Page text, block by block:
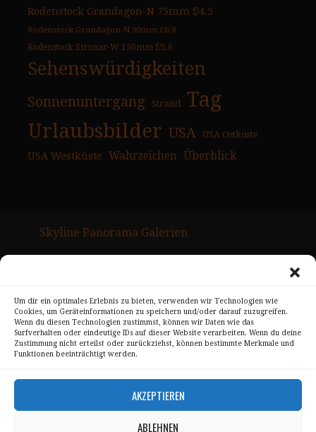
Um dir ein optimales Erlebnis zu bieten, verwenden wir Technologien wie
Cookies, um Geräteinformationen zu speichern und/oder darauf zuzugreifen.
Wenn du diesen Technologien zustimmst, können wir Daten wie das
Surfverhalten oder eindeutige IDs auf dieser Website verarbeiten. Wenn du deine
Zustimmung nicht erteilst oder zurückziehst, können bestimmte Merkmale und
Funktionen beeinträchtigt werden.
AKZEPTIEREN
ABLEHNEN
Rodenstock Grandagon-N 75mm f/4.5
Rodenstock Grandagon-N 90mm f/6.8
Rodenstock Sironar-W 150mm f/5.6
Sehenswürdigkeiten
Sonnenuntergang Strand Tag
Urlaubsbilder USA USA Ostküste
USA Westküste Wahrzeichen Überblick
Skyline Panorama Galerien
Kontakt
Alle Bilder unterliegen dem Urheberrecht von
Sebastian Trandafir
All pictures © 2008 – 2026 by